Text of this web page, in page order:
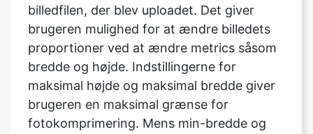
bredde og højde. Indstillingerne for
maksimal højde og maksimal bredde giver
brugeren en maksimal grænse for
fotokomprimering. Mens min-bredde og
min-højde parametre giver brugeren en
nedre grænse for foto kompression.
Indstillingen konverteringsstørrelse giver